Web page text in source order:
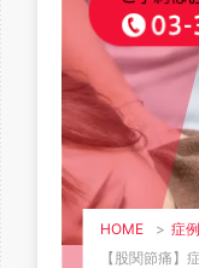
HOME > 症
【股関節痛】